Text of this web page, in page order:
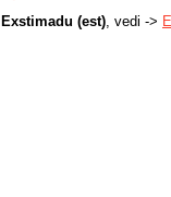
Exstimadu (est) , vedi ->